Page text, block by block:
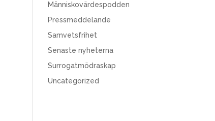
Människovärdespodden
Pressmeddelande
Samvetsfrihet
Senaste nyheterna
Surrogatmödraskap
Uncategorized